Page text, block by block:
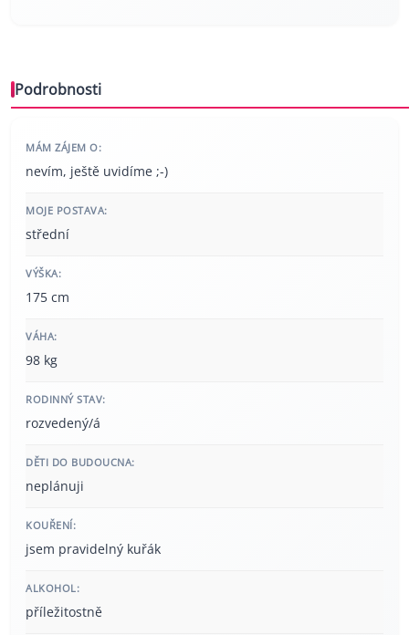
Podrobnosti
MÁM ZÁJEM O:
nevím, ještě uvidíme ;-)
MOJE POSTAVA:
střední
VÝŠKA:
175 cm
VÁHA:
98 kg
RODINNÝ STAV:
rozvedený/á
DĚTI DO BUDOUCNA:
neplánuji
KOUŘENÍ:
jsem pravidelný kuřák
ALKOHOL:
příležitostně